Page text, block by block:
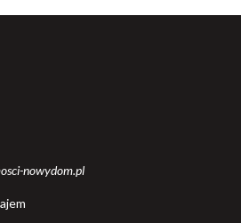
nowydom.pl